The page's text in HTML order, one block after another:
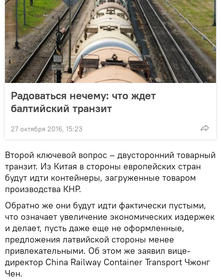
Радоваться нечему: что ждет
балтийский транзит
27 октября 2016, 15:23
Второй ключевой вопрос – двусторонний товарный
транзит. Из Китая в стороны европейских стран
будут идти контейнеры, загруженные товаром
производства КНР.
Обратно же они будут идти фактически пустыми,
что означает увеличение экономических издержек
и делает, пусть даже еще не оформленные,
предложения латвийской стороны менее
привлекательными. Об этом же заявил вице-
директор China Railway Container Transport Чжонг
Чен.